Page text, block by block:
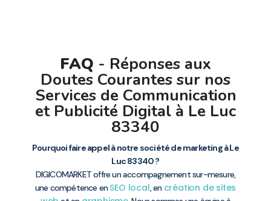
FAQ - Réponses aux
Doutes Courantes sur nos
Services de Communication
et Publicité Digital à Le Luc
83340
Pourquoi faire appel à notre société de marketing à Le
Luc 83340 ?
DIGICOMARKET offre un accompagnement sur-mesure,
une compétence enSEO local, en création de sites